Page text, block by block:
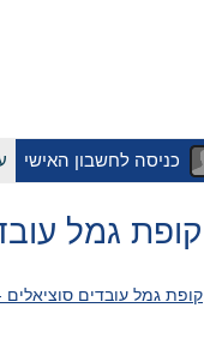
כניסה לחשבון האישי
קופת גמל עובדים
קופת גמל עובדים סוציאלים - לתאריכים: 31/